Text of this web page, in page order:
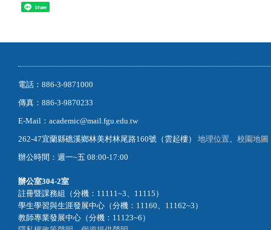
Share
電話：886-3-9871000
傳真：886-3-9870233
E-Mail：academic@mail.fgu.edu.tw
262-47宜蘭縣礁溪鄉林美村林尾路160號（雲起樓） 地理位置、 校園地圖
辦公時間：週一~五 08:00-17:00
辦公室304-2室
註冊暨課務組（分機：11111~3、11115）
學生學習與生涯發展中心（分機：11160、11162~3）
教師專業發展中心（分機：11123~6）